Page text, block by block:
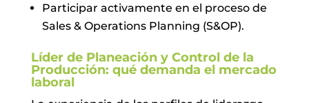
Participar activamente en el proceso de
Sales & Operations Planning (S&OP).
Líder de Planeación y Control de la
Producción: qué demanda el mercado
laboral